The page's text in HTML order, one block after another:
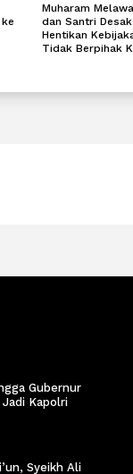
Muharam
dan Santri
Hentikan
Tidak Berpihak
Gubernur
Kapolri
Syeikh Ali